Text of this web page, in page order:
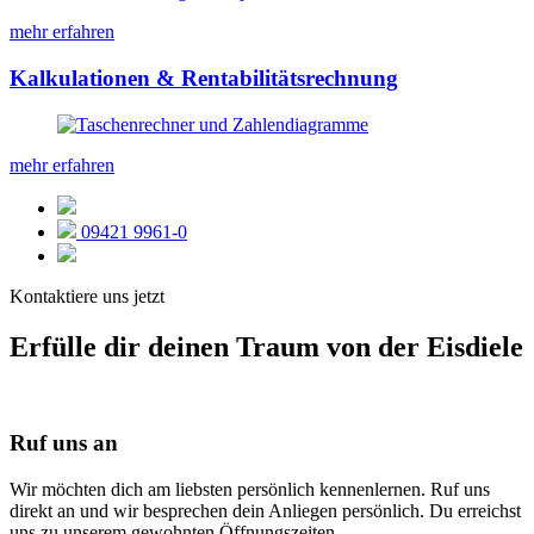
mehr erfahren
Kalkulationen & Rentabilitätsrechnung
mehr erfahren
09421 9961-0
Kontaktiere uns jetzt
Erfülle dir deinen Traum von der Eisdiele
Ruf uns an
Wir möchten dich am liebsten persönlich kennenlernen. Ruf uns
direkt an und wir besprechen dein Anliegen persönlich. Du erreichst